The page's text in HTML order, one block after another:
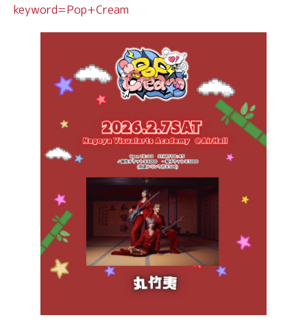
keyword=Pop+Cream